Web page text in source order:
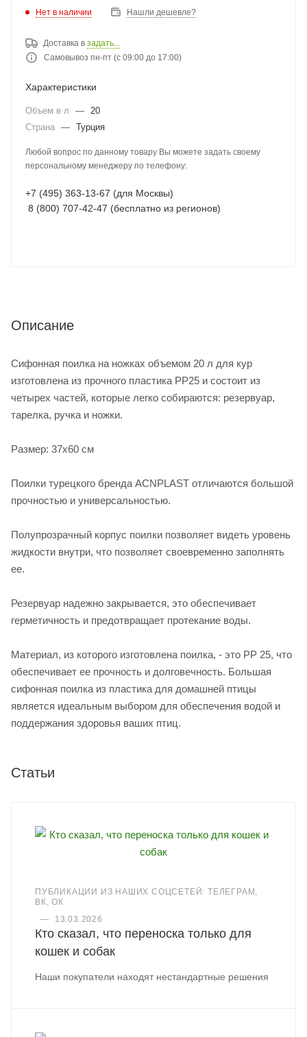
Нет в наличии Нашли дешевле?
Доставка в задать...
Самовывоз пн-пт (с 09:00 до 17:00)
Характеристики
Объем в л — 20
Страна — Турция
Любой вопрос по данному товару Вы можете задать своему
персональному менеджеру по телефону:
+7 (495) 363-13-67 (для Москвы)
8 (800) 707-42-47 (бесплатно из регионов)
Описание
Сифонная поилка на ножках объемом 20 л для кур
изготовлена из прочного пластика PP25 и состоит из
четырех частей, которые легко собираются: резервуар,
тарелка, ручка и ножки.
Размер: 37х60 см
Поилки турецкого бренда ACNPLAST отличаются большой
прочностью и универсальностью.
Полупрозрачный корпус поилки позволяет видеть уровень
жидкости внутри, что позволяет своевременно заполнять
ее.
Резервуар надежно закрывается, это обеспечивает
герметичность и предотвращает протекание воды.
Материал, из которого изготовлена поилка, - это PP 25, что
обеспечивает ее прочность и долговечность. Большая
сифонная поилка из пластика для домашней птицы
является идеальным выбором для обеспечения водой и
поддержания здоровья ваших птиц.
Статьи
ПУБЛИКАЦИИ ИЗ НАШИХ СОЦСЕТЕЙ: ТЕЛЕГРАМ,
ВК, ОК
—
13.03.2026
Кто сказал, что переноска только для
кошек и собак
Наши покупатели находят нестандартные решения